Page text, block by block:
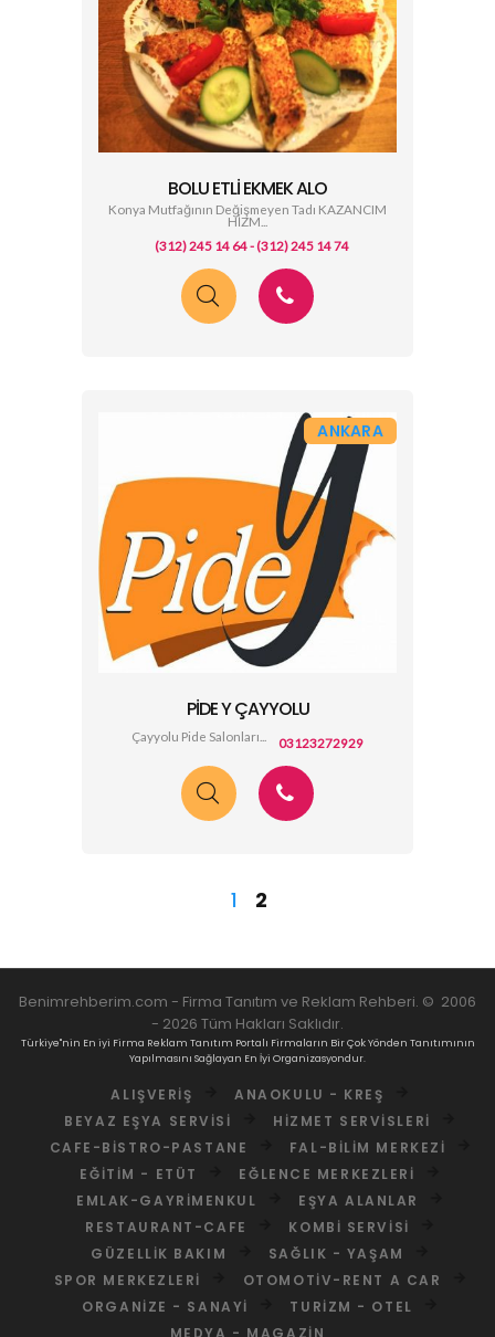
BOLU ETLI EKMEK ALO
Konya Mutfağının Değişmeyen Tadı KAZANCIM
HİZM...
(312) 245 14 64 - (312) 245 14 74
PIDE Y ÇAYYOLU
Çayyolu Pide Salonları... 03123272929
ANKARA
1 2
Benimrehberim.com - Firma Tanıtım ve Reklam Rehberi. © 2006
- 2026 Tüm Hakları Saklıdır.
Türkiye"nin En iyi Firma Reklam Tanıtım Portalı Firmaların Bir Çok Yönden Tanıtımının
Yapılmasını Sağlayan En İyi Organizasyondur.
ALIŞVERIŞ
ANAOKULU - KREŞ
BEYAZ EŞYA SERVISI
HIZMET SERVISLERI
CAFE-BISTRO-PASTANE
FAL-BILIM MERKEZI
EĞITIM - ETÜT
EĞLENCE MERKEZLERI
EMLAK-GAYRIMENKUL
EŞYA ALANLAR
RESTAURANT-CAFE
KOMBI SERVISI
GÜZELLIK BAKIM
SAĞLIK - YAŞAM
SPOR MERKEZLERI
OTOMOTIV-RENT A CAR
ORGANIZE - SANAYI
TURIZM - OTEL
MEDYA - MAGAZIN